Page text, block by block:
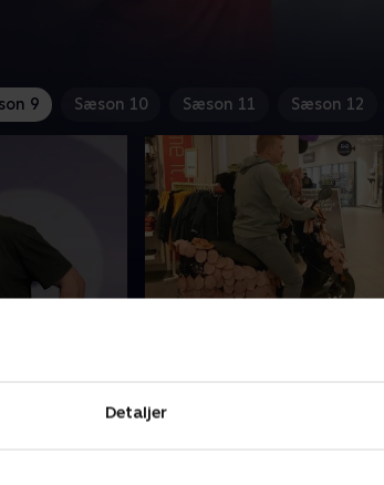
Detaljer
9 Sæson 10 Sæson 11 Sæson 12
tåbeligheder
dig og fundet de største